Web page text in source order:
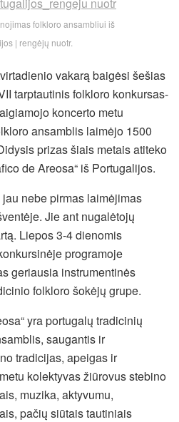
folkloro ansambliui iš
| rengėjų nuotr.
vakarą baigėsi šešias
tarptautinis folkloro konkursas-
koncerto metu
ansamblis laimėjo 1500
prizas šiais metais atiteko
de Areosa“ iš Portugalijos.
nebe pirmas laimėjimas
Jie ant nugalėtojų
Liepos 3-4 dienomis
programoje
geriausia instrumentinės
folkloro šokėjų grupe.
yra portugalų tradicinių
saugantis ir
tradicijas, apeigas ir
kolektyvas žiūrovus stebino
muzika, aktyvumu,
pačių siūtais tautiniais